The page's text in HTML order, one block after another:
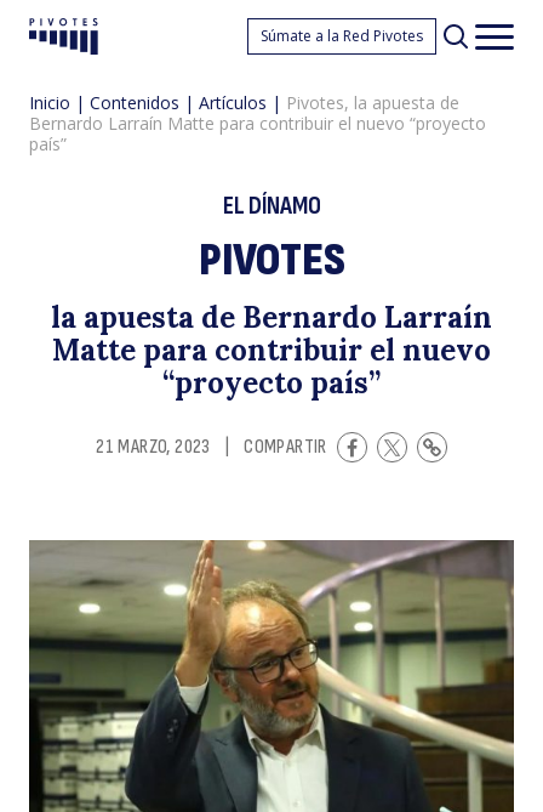
la
Pivotes Súmate a la Red Pivotes
Inicio | Contenidos | Artículos | Pivotes, la apuesta de
Bernardo Larraín Matte para contribuir el nuevo “proyecto
país”
EL DÍNAMO
PIVOTES
la apuesta de Bernardo Larraín
Matte para contribuir el nuevo
“proyecto país”
21 MARZO, 2023 COMPARTIR